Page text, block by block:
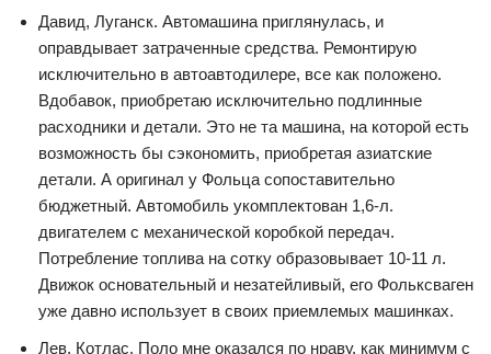
Давид, Луганск. Автомашина приглянулась, и
оправдывает затраченные средства. Ремонтирую
исключительно в автоавтодилере, все как положено.
Вдобавок, приобретаю исключительно подлинные
расходники и детали. Это не та машина, на которой есть
возможность бы сэкономить, приобретая азиатские
детали. А оригинал у Фольца сопоставительно
бюджетный. Автомобиль укомплектован 1,6-л.
двигателем с механической коробкой передач.
Потребление топлива на сотку образовывает 10-11 л.
Движок основательный и незатейливый, его Фольксваген
уже давно использует в своих приемлемых машинках.
Лев, Котлас. Поло мне оказался по нраву, как минимум с